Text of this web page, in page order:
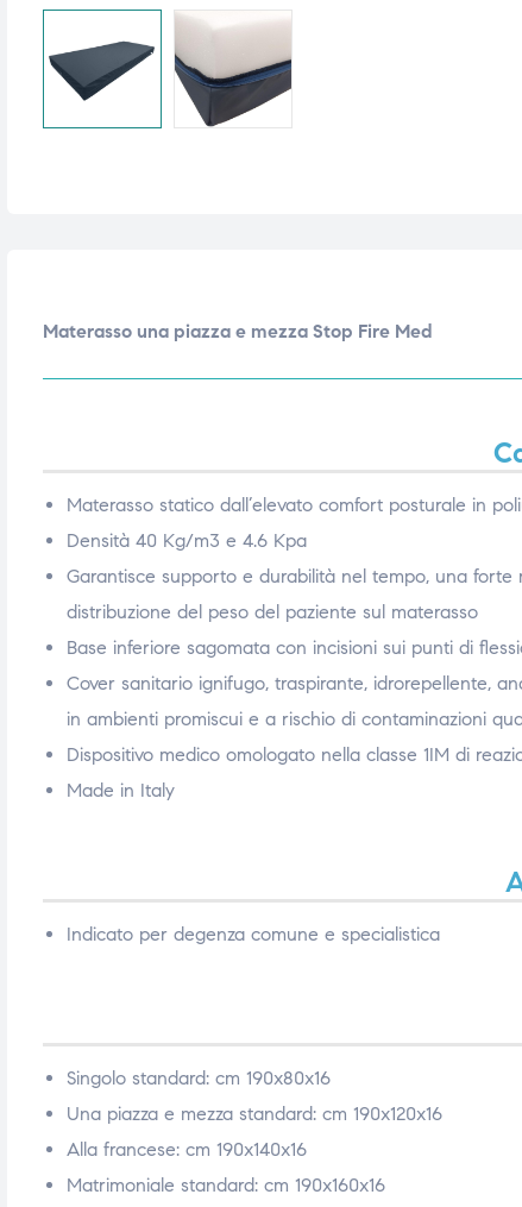
Materasso una piazza e mezza Stop Fire Med
Materasso statico dall’elevato comfort posturale in
Densità 40 Kg/m3 e 4.6 Kpa
Garantisce supporto e durabilità nel tempo, una forte
distribuzione del peso del paziente sul materasso
Base inferiore sagomata con incisioni sui punti di
Cover sanitario ignifugo, traspirante, idrorepellente,
in ambienti promiscui e a rischio di contaminazioni
Dispositivo medico omologato nella classe 1IM di
Made in Italy
Indicato per degenza comune e specialistica
Singolo standard: cm 190x80x16
Una piazza e mezza standard: cm 190x120x16
Alla francese: cm 190x140x16
Matrimoniale standard: cm 190x160x16